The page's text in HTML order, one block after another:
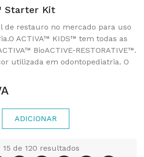
Starter Kit
de restauro no mercado para uso
ACTIVA™ KIDS™ tem todas as
BioACTIVE-RESTORATIVE™.
utilizada em odontopediatria. O
ADICIONAR
15 de 120 resultados